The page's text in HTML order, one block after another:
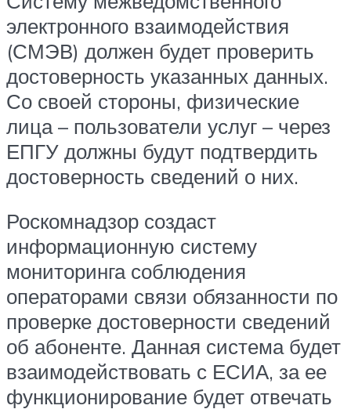
электронного взаимодействия
(СМЭВ) должен будет проверить
достоверность указанных данных.
Со своей стороны, физические
лица – пользователи услуг – через
ЕПГУ должны будут подтвердить
достоверность сведений о них.
Роскомнадзор создаст
информационную систему
мониторинга соблюдения
операторами связи обязанности по
проверке достоверности сведений
об абоненте. Данная система будет
взаимодействовать с ЕСИА, за ее
функционирование будет отвечать